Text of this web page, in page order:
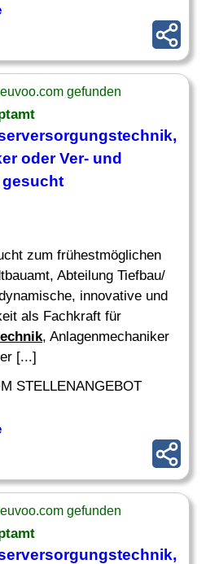
gefunden
,
oder Ver- und
gesucht
zum frühestmöglichen
Abteilung Tiefbau/
innovative und
als Fachkraft für
, Anlagenmechaniker
[...]
STELLENANGEBOT
gefunden
,